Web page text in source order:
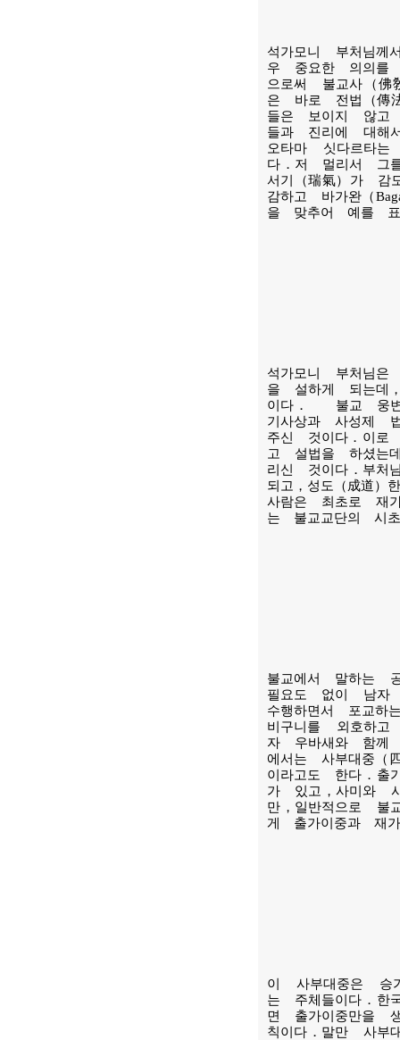
석가모니 부처님
우 중요한 의의를
으로써 불교사（
은 바로 전법（傳
들은 보이지 않고
들과 진리에 대해
오타마 싯다르타
다．저 멀리서
서기（瑞氣）가
감하고 바가완（
을 맞추어 예를 표
석가모니 부처님
을 설하게 되는데
이다． 불교 웅
기사상과 사성제
주신 것이다．이
고 설법을 하셨는
리신 것이다．부
되고，성도（成道
사람은 최초로 재
는 불교교단의 시
불교에서 말하는
필요도 없이 남자
수행하면서 포교
비구니를 외호하
자 우바새와 함께
에서는 사부대중（
이라고도 한다．출
가 있고，사미와
만，일반적으로
게 출가이중과 재
이 사부대중은 승
는 주체들이다．
면 출가이중만을
칙이다．말만 사